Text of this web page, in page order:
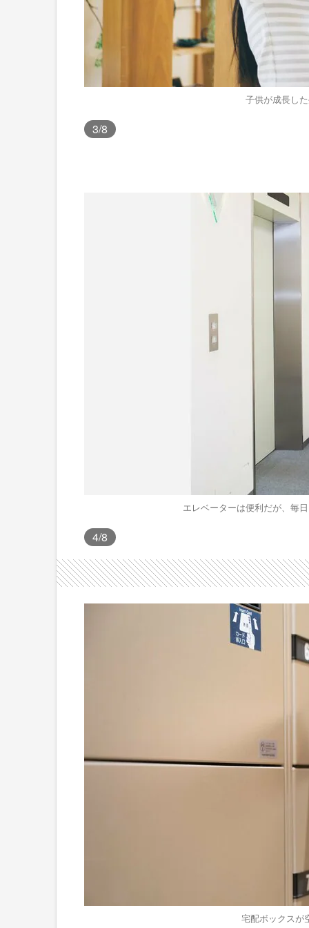
子供が成長し
3/8
エレベーターは便利だが、毎
4/8
宅配ボックスが